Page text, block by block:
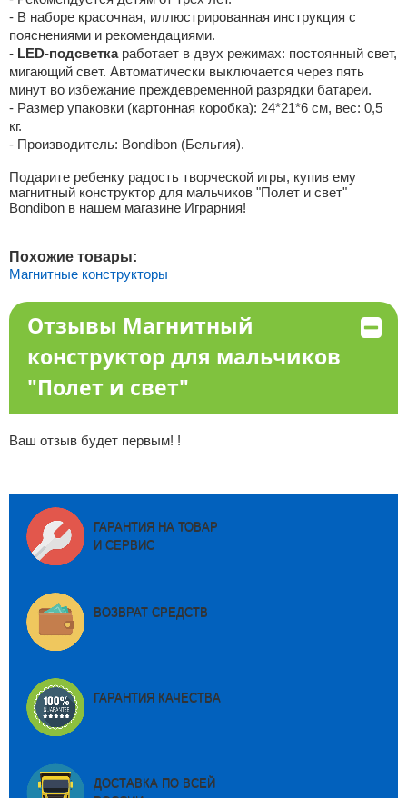
- В наборе красочная, иллюстрированная инструкция с
пояснениями и рекомендациями.
- LED-подсветкаработает в двух режимах: постоянный свет,
мигающий свет. Автоматически выключается через пять
минут во избежание преждевременной разрядки батареи.
- Размер упаковки (картонная коробка): 24*21*6 см, вес: 0,5
кг.
- Производитель: Bondibon (Бельгия).
Подарите ребенку радость творческой игры, купив ему
магнитный конструктор для мальчиков "Полет и свет"
Bondibon в нашем магазине Играрния!
Похожие товары:
Магнитные конструкторы
Отзывы Магнитный
конструктор для мальчиков
"Полет и свет"
Ваш отзыв будет первым! !
ГАРАНТИЯ НА ТОВАР
И СЕРВИС
ВОЗВРАТ СРЕДСТВ
ГАРАНТИЯ КАЧЕСТВА
ДОСТАВКА ПО ВСЕЙ